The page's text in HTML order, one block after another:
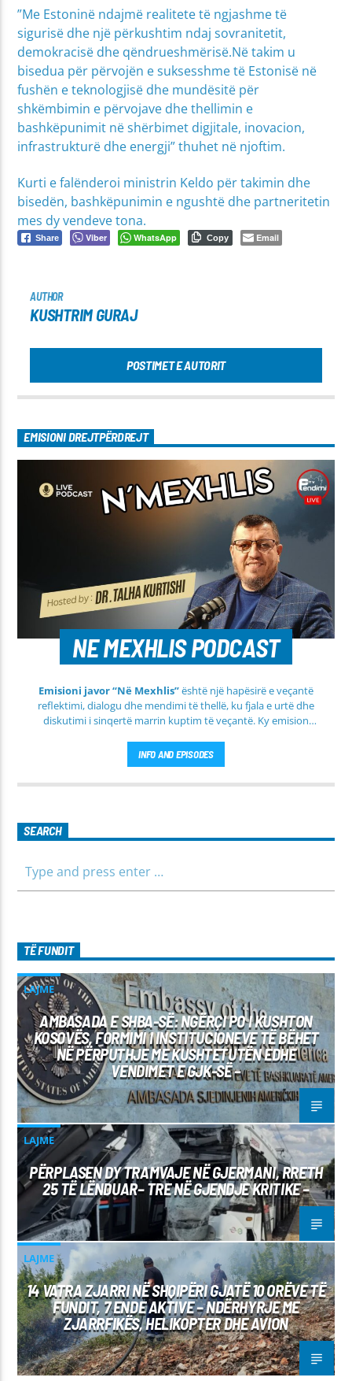
”Me Estoninë ndajmë realitete të ngjashme të
sigurisë dhe një përkushtim ndaj sovranitetit,
demokracisë dhe qëndrueshmërisë.Në takim u
bisedua për përvojën e suksesshme të Estonisë në
fushën e teknologjisë dhe mundësitë për
shkëmbimin e përvojave dhe thellimin e
bashkëpunimit në shërbimet digjitale, inovacion,
infrastrukturë dhe energji” thuhet në njoftim.
Kurti e falënderoi ministrin Keldo për takimin dhe
bisedën, bashkëpunimin e ngushtë dhe partneritetin
mes dy vendeve tona.
Share Viber WhatsApp Copy Email
AUTHOR
KUSHTRIM GURAJ
POSTIMET E AUTORIT
EMISIONI DREJTPËRDREJT
NE MEXHLIS PODCAST
Emisioni javor “Në Mexhlis”është një hapësirë e veçantë
reflektimi, dialogu dhe mendimi të thellë, ku fjala e urtë dhe
diskutimi i sinqertë marrin kuptim të veçantë. Ky emision
publiku një formë komunikimi të hapur, të qetë dhe shumë
përmbajtësore
INFO AND EPISODES
SEARCH
TË FUNDIT
LAJME
AMBASADA E SHBA-SË: NGËRÇI PO I KUSHTON
KOSOVËS, FORMIMI I INSTITUCIONEVE TË BËHET
NË PËRPUTHJE ME KUSHTETUTËN EDHE
VENDIMET E GJK-SË –
LAJME
PËRPLASEN DY TRAMVAJE NË GJERMANI, RRETH
25 TË LËNDUAR– TRE NË GJENDJE KRITIKE –
LAJME
14 VATRA ZJARRI NË SHQIPËRI GJATË 10 ORËVE TË
FUNDIT, 7 ENDE AKTIVE – NDËRHYRJE ME
ZJARRFIKËS, HELIKOPTER DHE AVION